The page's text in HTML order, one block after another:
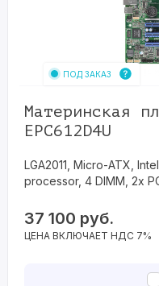
ПОД ЗАКАЗ
Материнская
EPC612D4U
LGA2011, Micro-ATX,
processor, 4 DIMM, 2x
37 100 руб.
ЦЕНА ВКЛЮЧАЕТ НДС 7%